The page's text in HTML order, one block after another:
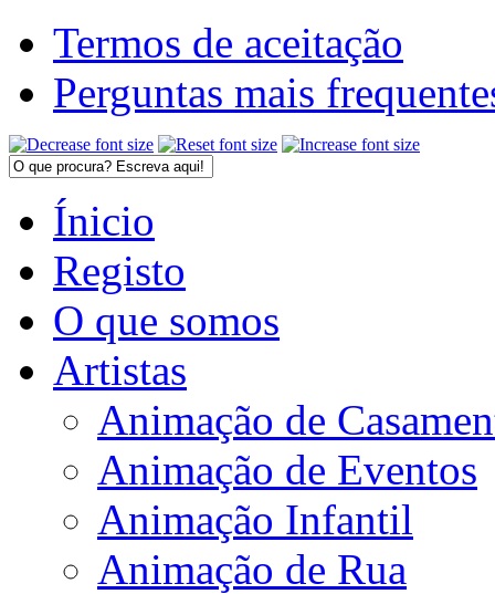
Termos de aceitação
Perguntas mais
Ínicio
Registo
O que somos
Artistas
Animação de
Animação de Eventos
Animação Infantil
Animação de Rua